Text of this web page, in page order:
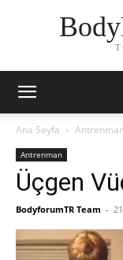
Ana Sayfa
Antrenman
Üçgen
BodyforumTR Team -